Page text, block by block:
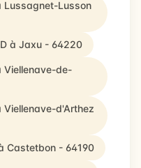
Lussagnet-Lusson
à Jaxu - 64220
Viellenave-de-
Viellenave-d'Arthez
Castetbon - 64190